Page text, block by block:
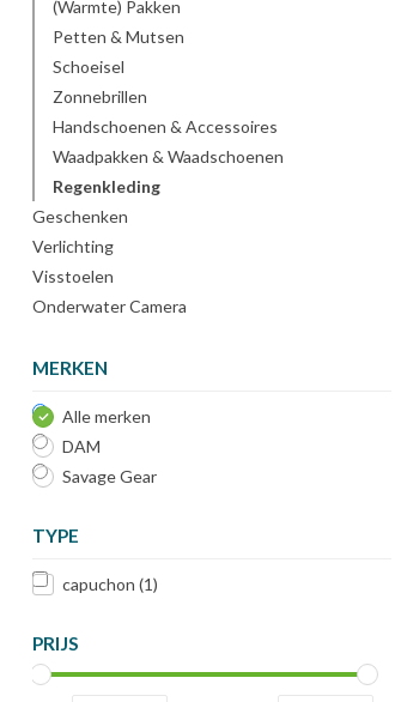
(Warmte) Pakken
Petten & Mutsen
Schoeisel
Zonnebrillen
Handschoenen & Accessoires
Waadpakken & Waadschoenen
Regenkleding
Geschenken
Verlichting
Visstoelen
Onderwater Camera
MERKEN
Alle merken
DAM
Savage Gear
TYPE
capuchon (1)
PRIJS